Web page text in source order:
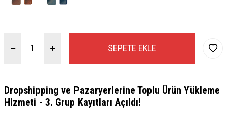
SEPETE EKLE
Dropshipping ve Pazaryerlerine Toplu Ürün Yükleme
Hizmeti - 3. Grup Kayıtları Açıldı!